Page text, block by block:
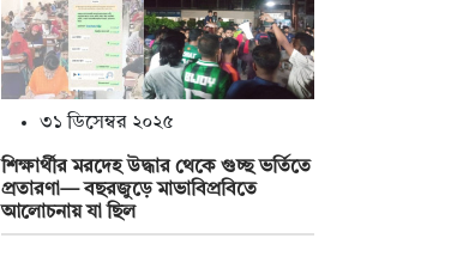
৩১ ডিসেম্বর ২০২৫
শিক্ষার্থীর মরদেহ উদ্ধার থেকে গুচ্ছ ভর্তিতে
প্রতারণা— বছরজুড়ে মাভাবিপ্রবিতে
আলোচনায় যা ছিল